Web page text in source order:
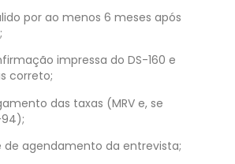
por ao menos 6 meses após
impressa do DS-160 e
correto;
das taxas (MRV e, se
de agendamento da entrevista;